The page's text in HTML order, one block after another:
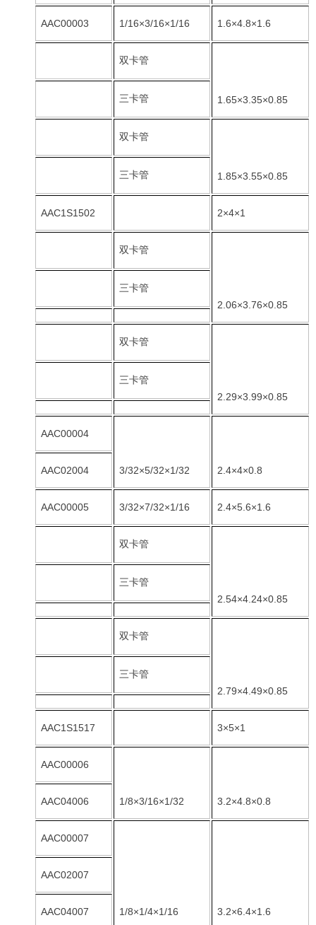
AAC00003 1/16×3/16×1/16 1.6×4.8×1.6
双卡管
1.65×3.35×0.85
三卡管
双卡管
1.85×3.55×0.85
三卡管
AAC1S1502 2×4×1
双卡管
2.06×3.76×0.85
三卡管
双卡管
2.29×3.99×0.85
三卡管
AAC00004
3/32×5/32×1/32 2.4×4×0.8
AAC02004
AAC00005 3/32×7/32×1/16 2.4×5.6×1.6
双卡管
2.54×4.24×0.85
三卡管
双卡管
2.79×4.49×0.85
三卡管
AAC1S1517 3×5×1
AAC00006
1/8×3/16×1/32 3.2×4.8×0.8
AAC04006
AAC00007
1/8×1/4×1/16 3.2×6.4×1.6
AAC02007
AAC04007